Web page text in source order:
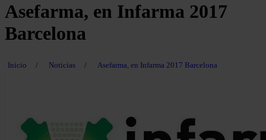
Asefarma, en Infarma 2017
Barcelona
Inicio / Noticias / Asefarma, en Infarma 2017 Barcelona